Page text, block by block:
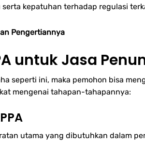
kepatuhan terhadap regulasi
Pengertiannya
untuk Jasa
seperti ini, maka pemohon bisa
mengenai tahapan-tahapannya:
utama yang dibutuhkan dalam